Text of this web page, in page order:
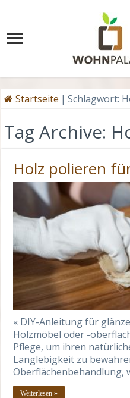
Startseite | Schlagwort:
Tag Archive:
Holz polieren
« DIY-Anleitung für
Holzmöbel oder -
Pflege, um ihren
Langlebigkeit zu
Oberflächenbehandlung,
Weiterlesen »